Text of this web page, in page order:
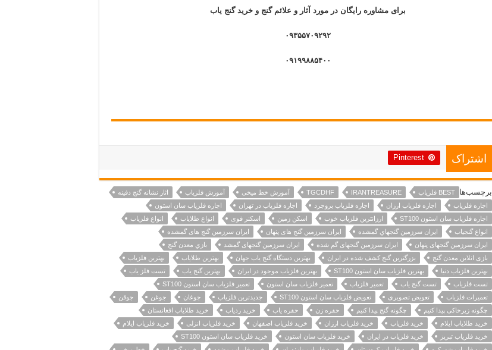
برای مشاوره رایگان در مورد آثار و علائم گنج و خرید گنج یاب
۰۹۳۵۵۷۰۹۲۹۲
۰۹۱۹۹۸۸۵۴۰۰
اشتراک Pinterest
برچسب‌ها BEST فلزیاب IRANTREASURE
TGCDHF آموزش خط میخی آموزش فلزیاب
اثار نشانه گنج دفینه
اجاره فلزیاب
اجاره فلزیاب ارزان اجاره فلزیاب بروجرد اجاره فلزیاب در تهران
اجاره فلزیاب سان استون
اجاره فلزیاب سان استون ST100
ارزانترین فلزیاب خوب اسکن زمین اسکنر قوی انواع طلایاب
انواع فلزیاب
انواع گنجیاب
ايران سرزمين گنجهاي گمشده ایران سرزمین گنج های پنهان
ایران سرزمین گنج های گمشده
ایران سرزمین گنجهای پنهان
ایران سرزمین گنجهای گم شده ایران سرزمین گنجهای گمشد
بازي معدن گنج
بازی انلاین معدن گنج
بزرگترین گنج کشف شده در ایران بهترین دستگاه گنج یاب جهان بهترین طلایاب
بهترین فلزیاب
بهترین فلزیاب دنیا
بهترین فلزیاب سان استون ST100 بهترین فلزیاب موجود در ایران بهترین گنج یاب
تست فلز یاب
تست فلزیاب
تست گنج یاب تعمیر فلزیاب تعمیر فلزیاب سان استون
تعمیر فلزیاب سان استون ST100
تعمیرات فلزیاب
تعویض تصویری تعویض فلزیاب سان استون ST100 جدیدترین فلزیاب جوغان جوغن
جوقن
چگونه زیرخاکی پیدا کنیم
چگونه گنج پیدا کنیم حفره زن حفره یاب خرید ردیاب
خرید طلایاب افغانستان
خرید طلایاب ایلام
خرید فلزیاب خرید فلزیاب ارزان خرید فلزیاب اصفهان خرید فلزیاب انزلی
خرید فلزیاب ایلام
خرید فلزیاب تبریز
خرید فلزیاب در ایران خرید فلزیاب سان استون
خرید فلزیاب سان استون ST100